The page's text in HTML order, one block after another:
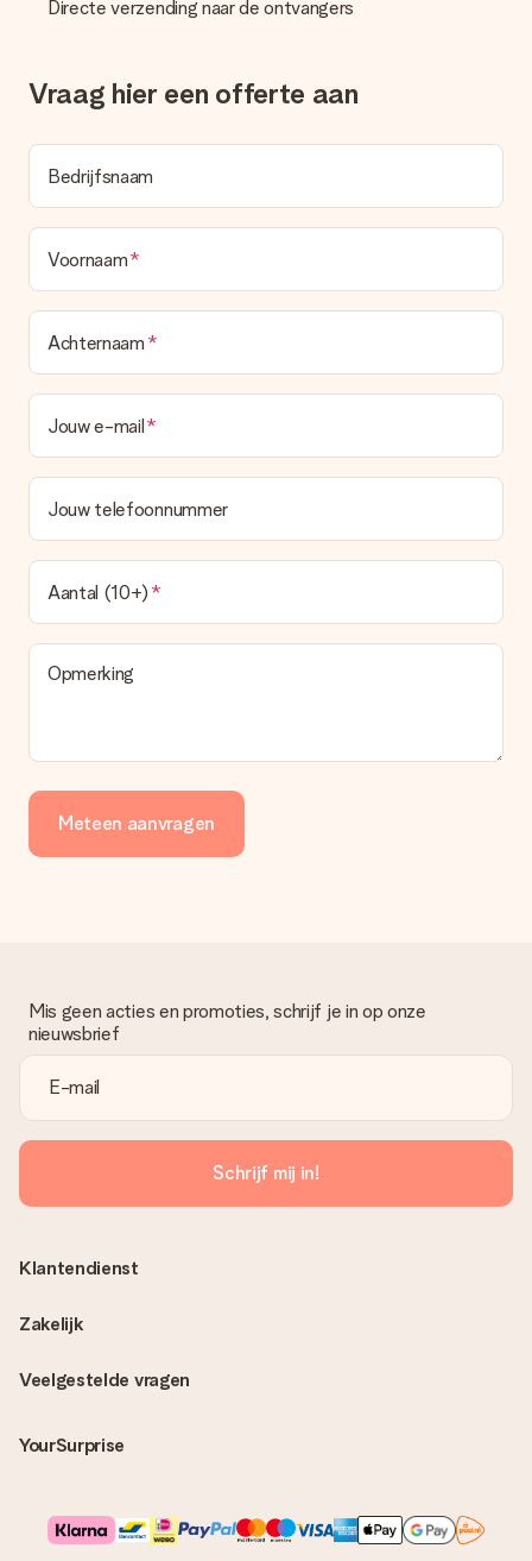
deze ook altijd terugvinden in jouw MySurprise. Je kunt dus
Directe verzending naar de ontvangers
Vraag hier een offerte aan
Bedrijfsnaam
Voornaam
Achternaam
Jouw e-mail
Jouw telefoonnummer
Aantal (10+)
Opmerking
Meteen aanvragen
Mis geen acties en promoties, schrijf je in op onze
nieuwsbrief
Schrijf mij in!
Veelgestelde vragen
YourSurprise
Klantendienst
Zakelijk